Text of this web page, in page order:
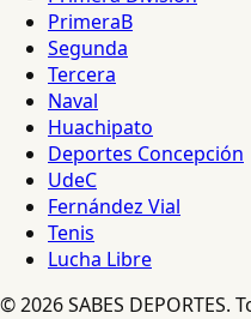
PrimeraB
Segunda
Tercera
Naval
Huachipato
Deportes Concepción
UdeC
Fernández Vial
Tenis
Lucha Libre
© 2026 SABES